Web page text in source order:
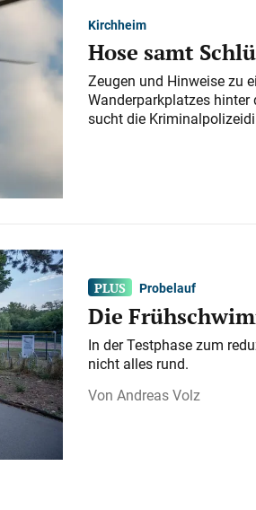
Kirchheim
Hose samt
Zeugen und Hinweise zu
Wanderparkplatzes
sucht die
Probelauf
Die
In der Testphase zum
nicht alles rund.
Andreas Volz